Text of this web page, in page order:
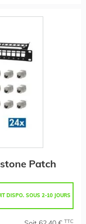
Patch
DISPO. SOUS 2-10 JOURS
TTC